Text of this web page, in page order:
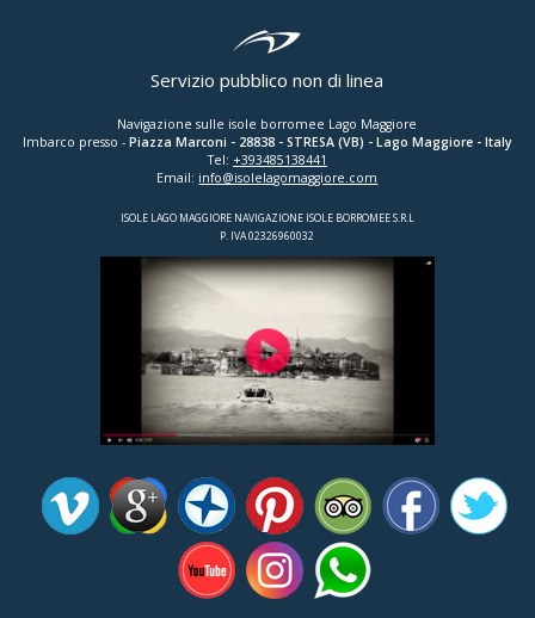
Servizio pubblico non di linea
Navigazione sulle isole borromee Lago Maggiore
Imbarco presso - Piazza Marconi - 28838- STRESA (VB) - Lago Maggiore - Italy
Tel: +393485138441
Email: info@isolelagomaggiore.com
ISOLE LAGO MAGGIORE NAVIGAZIONE ISOLE BORROMEE S.R.L
P. IVA 02326960032